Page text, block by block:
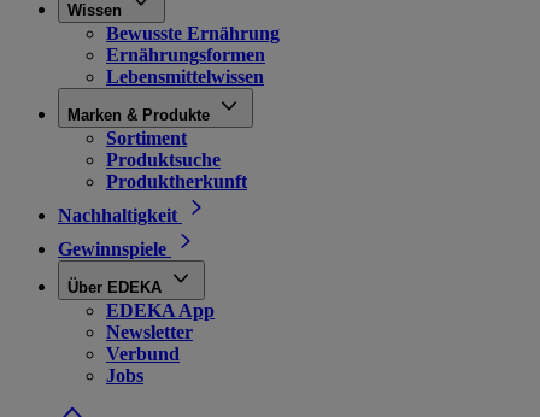
Wissen
Bewusste Ernährung
Ernährungsformen
Lebensmittelwissen
Marken & Produkte
Sortiment
Produktsuche
Produktherkunft
Nachhaltigkeit
Gewinnspiele
Über EDEKA
EDEKA App
Newsletter
Verbund
Jobs